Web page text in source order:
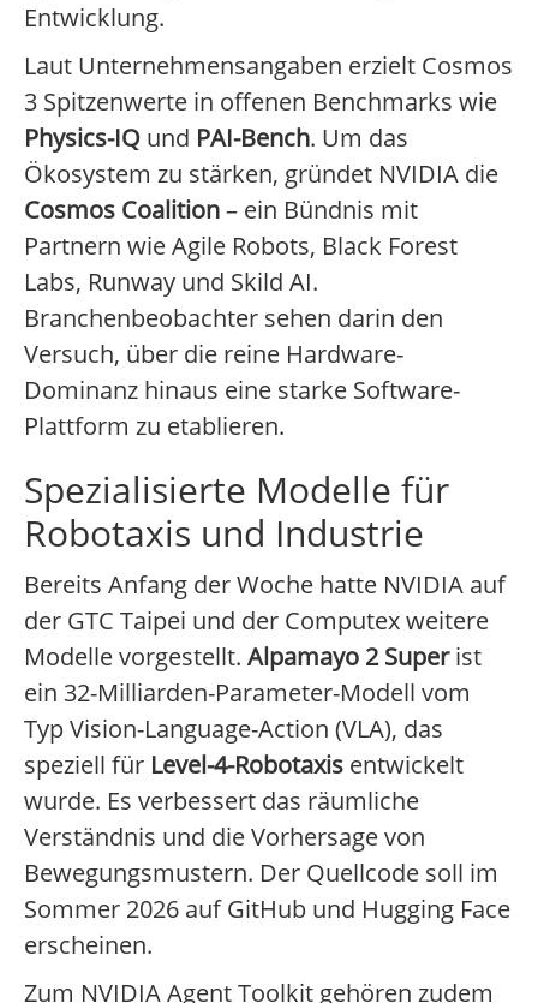
Entwicklung.
Laut Unternehmensangaben erzielt Cosmos
3 Spitzenwerte in offenen Benchmarks wie
Physics-IQ und PAI-Bench. Um das
Ökosystem zu stärken, gründet NVIDIA die
Cosmos Coalition– ein Bündnis mit
Partnern wie Agile Robots, Black Forest
Labs, Runway und Skild AI.
Branchenbeobachter sehen darin den
Versuch, über die reine Hardware-
Dominanz hinaus eine starke Software-
Plattform zu etablieren.
Spezialisierte Modelle für
Robotaxis und Industrie
Bereits Anfang der Woche hatte NVIDIA auf
der GTC Taipei und der Computex weitere
Modelle vorgestellt. Alpamayo 2 Superist
ein 32-Milliarden-Parameter-Modell vom
Typ Vision-Language-Action (VLA), das
speziell für Level-4-Robotaxis entwickelt
wurde. Es verbessert das räumliche
Verständnis und die Vorhersage von
Bewegungsmustern. Der Quellcode soll im
Sommer 2026 auf GitHub und Hugging Face
erscheinen.
Zum NVIDIA Agent Toolkit gehören zudem